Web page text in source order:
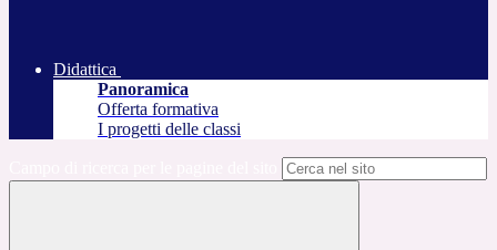
Didattica
Panoramica
Offerta formativa
I progetti delle classi